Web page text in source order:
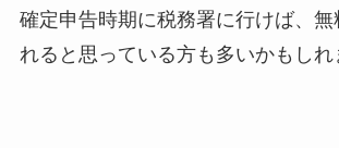
確定申告時期に税務署に行けば、無
れると思っている方も多いかもしれ